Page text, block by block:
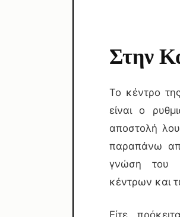
Στην
Το κέντρο
είναι ο
αποστολή
παραπάνω
γνώση του
κέντρων και